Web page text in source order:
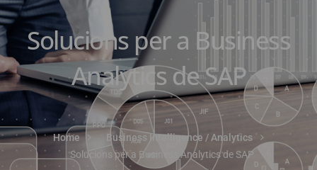
Solucions per a Business
Analytics de SAP
Home
Business Intelligence / Analytics
Solucions per a Business Analytics de SAP